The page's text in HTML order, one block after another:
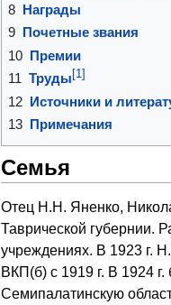
8 Награды
9 Почетные звания
10 Премии
11 Труды [1]
12 Источники и
13 Примечания
Семья
Отец Н.Н. Яненко,
Таврической губернии.
учреждениях. В 1923 г.
ВКП(б) с 1919 г. В 1924
Семипалатинскую